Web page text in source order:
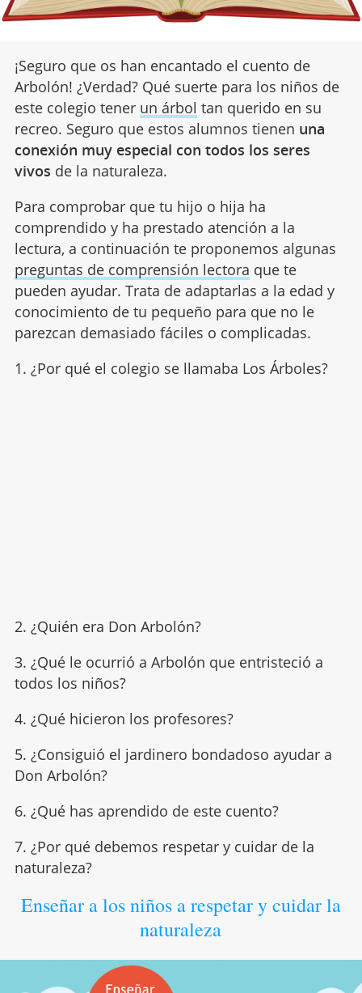
¡Seguro que os han encantado el cuento de
Arbolón! ¿Verdad? Qué suerte para los niños de
este colegio tener un árbol tan querido en su
recreo. Seguro que estos alumnos tienen una
conexión muy especial con todos los seres
vivos de la naturaleza.
Para comprobar que tu hijo o hija ha
comprendido y ha prestado atención a la
lectura, a continuación te proponemos algunas
preguntas de comprensión lectora que te
pueden ayudar. Trata de adaptarlas a la edad y
conocimiento de tu pequeño para que no le
parezcan demasiado fáciles o complicadas.
1. ¿Por qué el colegio se llamaba Los Árboles?
2. ¿Quién era Don Arbolón?
3. ¿Qué le ocurrió a Arbolón que entristeció a
todos los niños?
4. ¿Qué hicieron los profesores?
5. ¿Consiguió el jardinero bondadoso ayudar a
Don Arbolón?
6. ¿Qué has aprendido de este cuento?
7. ¿Por qué debemos respetar y cuidar de la
naturaleza?
Enseñar a los niños a respetar y cuidar la
naturaleza